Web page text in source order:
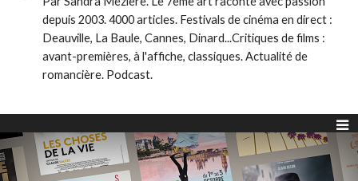
depuis 2003. 4000 articles. Festivals de cinéma en direct :
Deauville, La Baule, Cannes, Dinard...Critiques de films :
avant-premières, à l'affiche, classiques. Actualité de
romancière. Podcast.